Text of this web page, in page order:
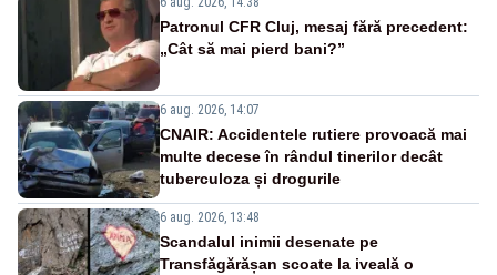
Patronul CFR Cluj, mesaj fără precedent:
„Cât să mai pierd bani?”
6 aug. 2026, 14:07
CNAIR: Accidentele rutiere provoacă mai
multe decese în rândul tinerilor decât
tuberculoza și drogurile
6 aug. 2026, 13:48
Scandalul inimii desenate pe
Transfăgărășan scoate la iveală o